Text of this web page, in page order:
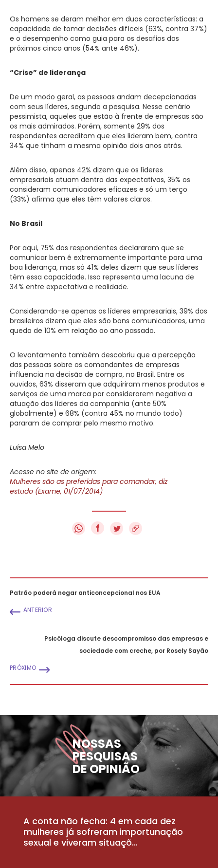
Os homens se deram melhor em duas características: a
capacidade de tomar decisões difíceis (63%, contra 37%)
e o desempenho como guia para os desafios dos
próximos cinco anos (54% ante 46%).
“Crise” de liderança
De um modo geral, as pessoas andam decepcionadas
com seus líderes, segundo a pesquisa. Nesse cenário
pessimista, aqueles que estão à frente de empresas são
os mais admirados. Porém, somente 29% dos
respondentes acreditam que eles lideram bem, contra
34% que tinham a mesma opinião dois anos atrás.
Além disso, apenas 42% dizem que os líderes
empresariais atuam dentro das expectativas, 35% os
consideram comunicadores eficazes e só um terço
(33%) afirma que eles têm valores claros.
No Brasil
Por aqui, 75% dos respondentes declararam que se
comunicar bem é extremamente importante para uma
boa liderança, mas só 41% deles dizem que seus líderes
têm essa capacidade. Isso representa uma lacuna de
34% entre expectativa e realidade.
Considerando-se apenas os líderes empresariais, 39% dos
brasileiros dizem que eles são bons comunicadores, uma
queda de 10% em relação ao ano passado.
O levantamento também descobriu que a percepção
das pessoas sobre os comandantes de empresas
influencia na decisão de compra, no Brasil. Entre os
ouvidos, 63% disseram que adquiriram menos produtos e
serviços de uma marca por considerarem negativa a
atuação dos líderes da companhia (ante 50%
globalmente) e 68% (contra 45% no mundo todo)
pararam de comprar pelo mesmo motivo.
Luísa Melo
Acesse no site de origem:
Mulheres são as preferidas para comandar, diz
estudo (Exame, 01/07/2014)
f
Patrão poderá negar anticoncepcional nos EUA
ANTERIOR
Psicóloga discute descompromisso das empresas e
sociedade com creche, por Rosely Sayão
PRÓXIMO
NOSSAS
PESQUISAS
DE OPINIÃO
A conta não fecha: 4 em cada dez
mulheres já sofreram importunação
sexual e viveram situaçõ...